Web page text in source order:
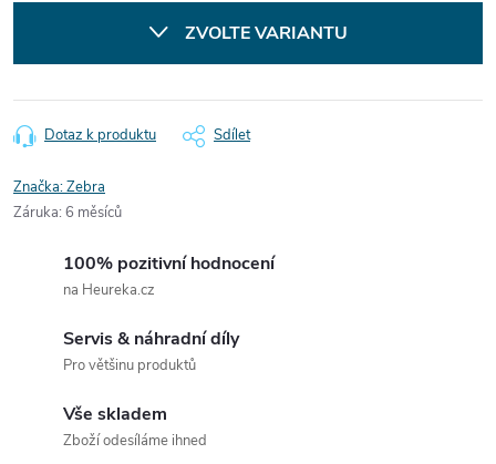
ZVOLTE VARIANTU
Dotaz k produktu Sdílet
Značka:Zebra
Záruka: 6 měsíců
100% pozitivní hodnocení
na Heureka.cz
Servis & náhradní díly
Pro většinu produktů
Vše skladem
Zboží odesíláme ihned